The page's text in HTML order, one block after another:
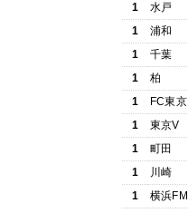
1
水戸
1
浦和
1
千葉
1
柏
1
FC東京
1
東京V
1
町田
1
川崎
1
横浜FM